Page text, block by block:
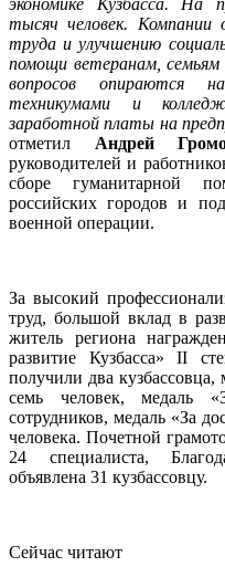
тысяч человек. Компании
труда и улучшению
помощи ветеранам,
вопросов опираются
техникумами и
заработной платы на
отметил Андрей
руководителей и
сборе гуманитарной
российских городов и
военной операции.
За высокий
труд, большой вклад в
житель региона
развитие Кузбасса» II
получили два
семь человек, медаль
сотрудников, медаль «За
человека. Почетной
24 специалиста,
объявлена 31 кузбассовцу.
Сейчас читают